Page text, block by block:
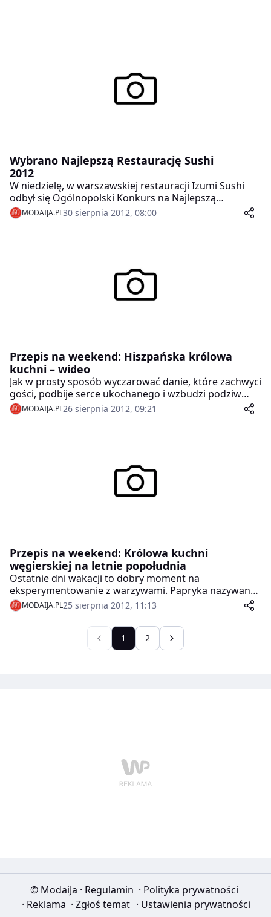
Wybrano Najlepszą Restaurację Sushi
2012
W niedzielę, w warszawskiej restauracji Izumi Sushi
odbył się Ogólnopolski Konkurs na Najlepszą
Restaurację Sushi 2012. Rywalizacja odbyła się podczas
trzech widowiskowych etapów: sushi tradycyjnego,
MODAIJA.PL30 sierpnia 2012, 08:00
Przepis na weekend: Hiszpańska królowa
kuchni – wideo
Jak w prosty sposób wyczarować danie, które zachwyci
gości, podbije serce ukochanego i wzbudzi podziw
koleżanek? Aby tego dokonać nie trzeba mieć
specjalnych umiejętności kulinarnych, ani spędzać
MODAIJA.PL26 sierpnia 2012, 09:21
Przepis na weekend: Królowa kuchni
węgierskiej na letnie popołudnia
Ostatnie dni wakacji to dobry moment na
eksperymentowanie z warzywami. Papryka nazywana
również pieprzowcem może być podawana w
ciekawszej formie niż tradycyjne leczo. W połączeniu z
mięsem i Międzybrodzkim Makaronem w kształcie
ryżu stanie się świetną potraw na ciepłe popołudnia i
MODAIJA.PL25 sierpnia 2012, 11:13
1 2
© ModaiJa · Regulamin · Polityka prywatności
· Reklama · Zgłoś temat · Ustawienia prywatności